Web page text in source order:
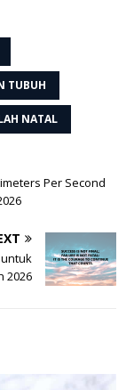
TUBUH
NATAL
Per Second
2026